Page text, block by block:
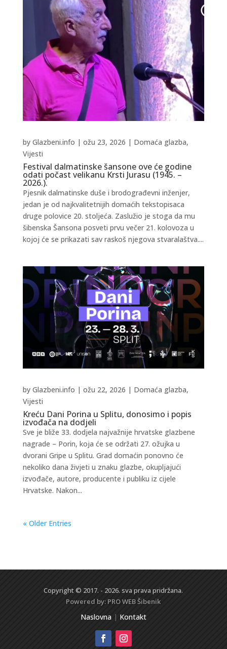
Festival dalmatinske šansone ove će godine
odati počast velikanu Krsti Jurasu (1945. –
2026.).
by Glazbeni.info | ožu 23, 2026 | Domaća glazba,
Vijesti
Pjesnik dalmatinske duše i brodograđevni inženjer,
jedan je od najkvalitetnijih domaćih tekstopisaca
druge polovice 20. stoljeća. Zaslužio je stoga da mu
šibenska Šansona posveti prvu večer 21. kolovoza u
kojoj će se prikazati sav raskoš njegova stvaralaštva....
Kreću Dani Porina u Splitu, donosimo i popis
izvođača na dodjeli
by Glazbeni.info | ožu 22, 2026 | Domaća glazba,
Vijesti
Sve je bliže 33. dodjela najvažnije hrvatske glazbene
nagrade – Porin, koja će se održati 27. ožujka u
dvorani Gripe u Splitu. Grad domaćin ponovno će
nekoliko dana živjeti u znaku glazbe, okupljajući
izvođače, autore, producente i publiku iz cijele
Hrvatske. Nakon...
« Older Entries
Copyright © 2017. - 2026. sva prava pridržana.
Powered by: PRO WEBŠibenik
Naslovna| Kontakt